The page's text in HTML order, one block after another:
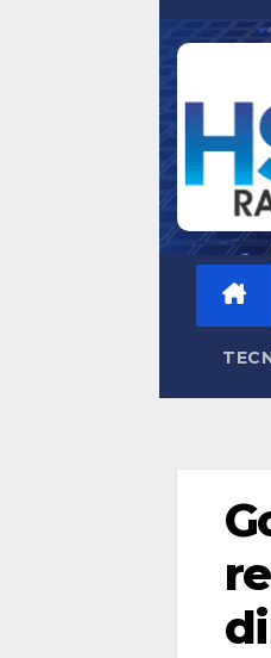
Saltar
contenido